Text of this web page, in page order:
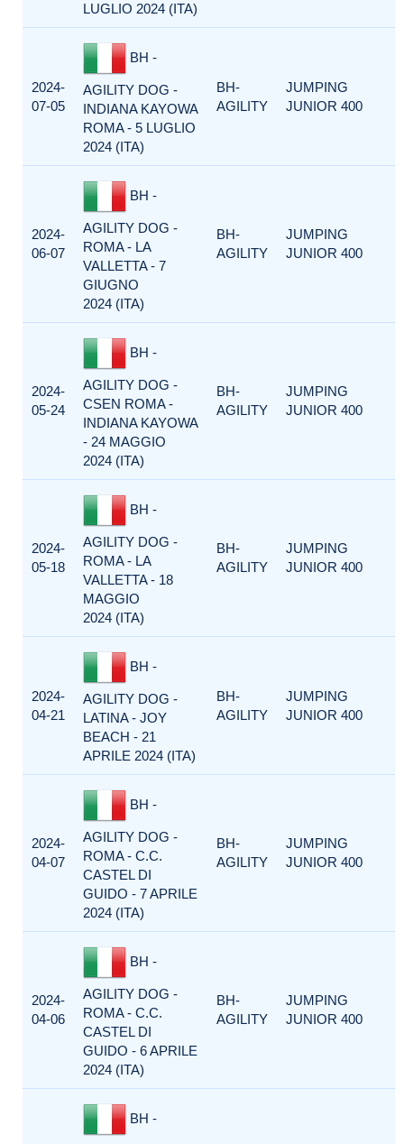
LUGLIO 2024 (ITA)
2024-
07-05
BH -
AGILITY DOG -
INDIANA KAYOWA
ROMA - 5 LUGLIO
2024 (ITA)
BH-
AGILITY
JUMPING
JUNIOR 400
2024-
06-07
BH -
AGILITY DOG -
ROMA - LA
VALLETTA - 7
GIUGNO
2024 (ITA)
BH-
AGILITY
JUMPING
JUNIOR 400
2024-
05-24
BH -
AGILITY DOG -
CSEN ROMA -
INDIANA KAYOWA
- 24 MAGGIO
2024 (ITA)
BH-
AGILITY
JUMPING
JUNIOR 400
2024-
05-18
BH -
AGILITY DOG -
ROMA - LA
VALLETTA - 18
MAGGIO
2024 (ITA)
BH-
AGILITY
JUMPING
JUNIOR 400
2024-
04-21
BH -
AGILITY DOG -
LATINA - JOY
BEACH - 21
APRILE 2024 (ITA)
BH-
AGILITY
JUMPING
JUNIOR 400
2024-
04-07
BH -
AGILITY DOG -
ROMA - C.C.
CASTEL DI
GUIDO - 7 APRILE
2024 (ITA)
BH-
AGILITY
JUMPING
JUNIOR 400
2024-
04-06
BH -
AGILITY DOG -
ROMA - C.C.
CASTEL DI
GUIDO - 6 APRILE
2024 (ITA)
BH-
AGILITY
JUMPING
JUNIOR 400
BH -